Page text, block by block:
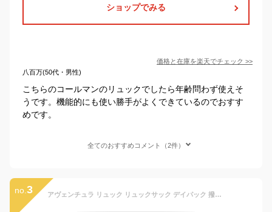
ショップでみる
価格と在庫を楽天でチェック >>
八百万(50代・男性)
こちらのコールマンのリュックでしたら年齢問わず使えそ
うです。機能的にも使い勝手がよくできているのでおすす
めです。
全てのおすすめコメント（2件）
no. 3 アヴェンチュラ リュック リュックサック デイパック 撥水 ナイロン 大容量 a4 メッシュポケット 背面 ファスナー ポケットたくさん 20L 黒 刺繍 女子 男子 男女兼用 高校生 中学生 ユニセックス レディース 女性 メンズ 男性 大人 大学生 かわいい 可愛い おしゃれ ブランド